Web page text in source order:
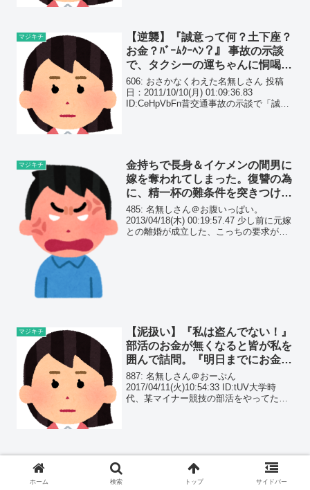
マジキチ
【逆襲】『誠意って何？土下座？
お金？ﾊﾞｰﾑｸｰﾍﾝ？』 事故の示談
で、タクシーの運ちゃんに恫喝さ
れたので、からかってみたｗｗ
606: おさかなくわえた名無しさん 投稿
日：2011/10/10(月) 01:09:36.83
ID:CeHpVbFn昔交通事故の示談で「誠意
マジキチ
金持ちで長身＆イケメンの間男に
嫁を奪われてしまった。復讐の為
に、精一杯の難条件を突きつけた
のに…
485: 名無しさん＠お腹いっぱい。
2013/04/18(木) 00:19:57.47 少し前に元嫁
との離婚が成立した、こっちの要求が前
マジキチ
【泥扱い】『私は盗んでない！』
部活のお金が無くなると皆が私を
囲んで詰問。『明日までにお金が
戻ってこないなら警.察言う』
と…
887: 名無しさん＠おーぷん
2017/04/11(火)10:54:33 ID:tUV大学時
代、某マイナー競技の部活をやってたあ
ホーム 検索 トップ サイドバー